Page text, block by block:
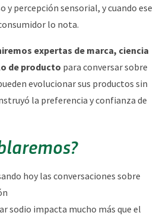
y percepción sensorial, y cuando ese
lo nota.
expertas de marca, ciencia
de producto para conversar sobre
evolucionar sus productos sin
la preferencia y confianza de
hoy las conversaciones sobre
sodio impacta mucho más que el